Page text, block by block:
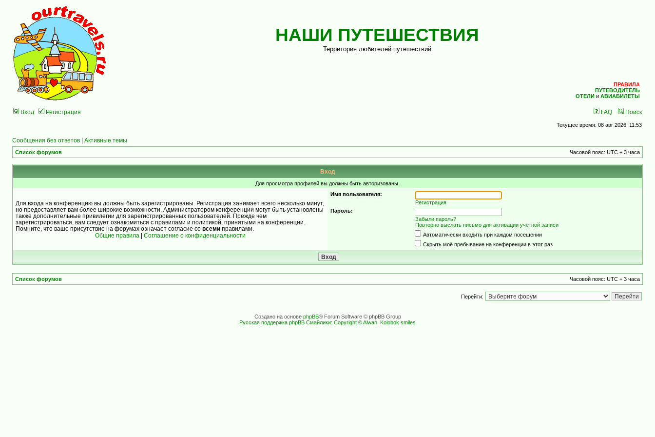
НАШИ ПУТЕШЕСТВИЯ
Территория любителей путешествий
ПРАВИЛА
ПУТЕВОДИТЕЛЬ
ОТЕЛИ и АВИАБИЛЕТЫ
Вход Регистрация FAQ Поиск
Текущее время: 08 авг 2026, 11:53
Сообщения без ответов | Активные темы
Список форумов Часовой пояс: UTC + 3 часа
Вход
Для просмотра профилей вы должны быть авторизованы.
Для входа на конференцию вы должны быть зарегистрированы. Регистрация занимает всего несколько минут,
но предоставляет вам более широкие возможности. Администратором конференции могут быть установлены
также дополнительные привилегии для зарегистрированных пользователей. Прежде чем
зарегистрироваться, вам следует ознакомиться с правилами и политикой, принятыми на конференции.
Помните, что ваше присутствие на форумах означает согласие со всеми правилами.
Общие правила | Соглашение о конфиденциальности
Имя пользователя:
Регистрация
Пароль:
Забыли пароль?
Повторно выслать письмо для активации учётной записи
Автоматически входить при каждом посещении
Скрыть моё пребывание на конференции в этот раз
Список форумов Часовой пояс: UTC + 3 часа
Перейти:
Создано на основе phpBB® Forum Software © phpBB Group
Русская поддержка phpBB Смайлики: Copyright © Aiwan. Kolobok smiles